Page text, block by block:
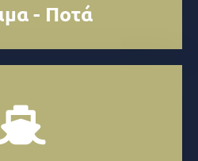
- Ποτά